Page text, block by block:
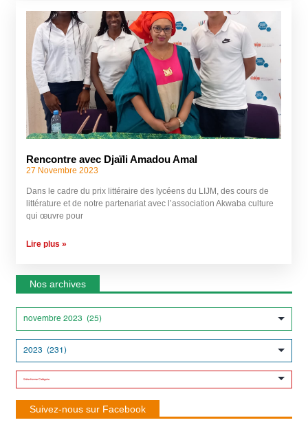
Rencontre avec Djaïli Amadou Amal
27 Novembre 2023
Dans le cadre du prix littéraire des lycéens du LIJM, des cours de
littérature et de notre partenariat avec l’association Akwaba culture
qui œuvre pour
Lire plus »
Nos archives
Suivez-nous sur Facebook